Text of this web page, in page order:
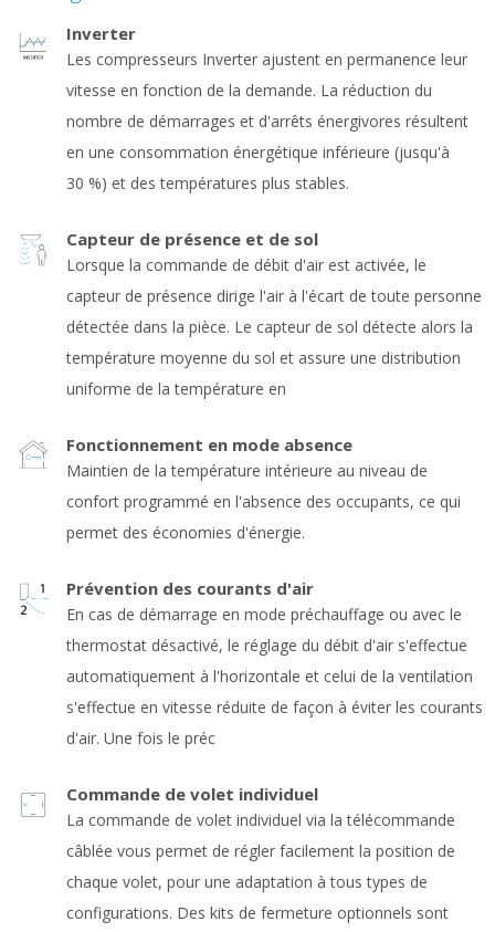
Inverter
Les compresseurs Inverter ajustent en permanence leur
vitesse en fonction de la demande. La réduction du
nombre de démarrages et d'arrêts énergivores résultent
en une consommation énergétique inférieure (jusqu'à
30 %) et des températures plus stables.
Capteur de présence et de sol
Lorsque la commande de débit d'air est activée, le
capteur de présence dirige l'air à l'écart de toute personne
détectée dans la pièce. Le capteur de sol détecte alors la
température moyenne du sol et assure une distribution
uniforme de la température en
Fonctionnement en mode absence
Maintien de la température intérieure au niveau de
confort programmé en l'absence des occupants, ce qui
permet des économies d'énergie.
Prévention des courants d'air
En cas de démarrage en mode préchauffage ou avec le
thermostat désactivé, le réglage du débit d'air s'effectue
automatiquement à l'horizontale et celui de la ventilation
s'effectue en vitesse réduite de façon à éviter les courants
d'air. Une fois le préc
Commande de volet individuel
La commande de volet individuel via la télécommande
câblée vous permet de régler facilement la position de
chaque volet, pour une adaptation à tous types de
configurations. Des kits de fermeture optionnels sont